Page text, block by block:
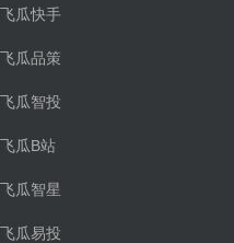
飞瓜快手
飞瓜品策
飞瓜智投
飞瓜B站
飞瓜智星
飞瓜易投